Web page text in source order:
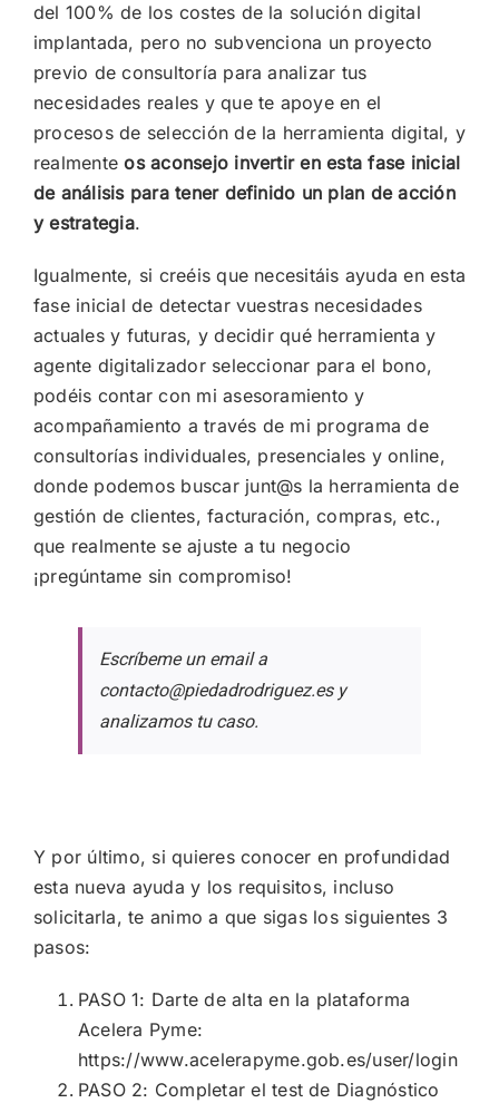
del 100% de los costes de la solución digital
implantada, pero no subvenciona un proyecto
previo de consultoría para analizar tus
necesidades reales y que te apoye en el
procesos de selección de la herramienta digital, y
realmenteos aconsejo invertir en esta fase inicial
de análisis para tener definido un plan de acción
y estrategia.
Igualmente, si creéis que necesitáis ayuda en esta
fase inicial de detectar vuestras necesidades
actuales y futuras, y decidir qué herramienta y
agente digitalizador seleccionar para el bono,
podéis contar con mi asesoramiento y
acompañamiento a través de mi programa de
consultorías individuales, presenciales y online,
donde podemos buscar junt@s la herramienta de
gestión de clientes, facturación, compras, etc.,
que realmente se ajuste a tu negocio
¡pregúntame sin compromiso!
Escríbeme un email a
contacto@piedadrodriguez.es y
analizamos tu caso.
Y por último, si quieres conocer en profundidad
esta nueva ayuda y los requisitos, incluso
solicitarla, te animo a que sigas los siguientes 3
pasos:
PASO 1: Darte de alta en la plataforma
Acelera Pyme:
https://www.acelerapyme.gob.es/user/login
PASO 2: Completar el test de Diagnóstico